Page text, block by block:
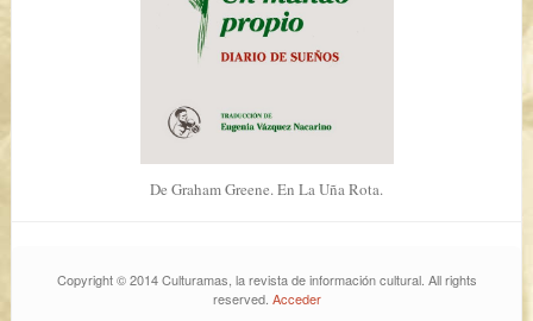
De Graham Greene. En La Uña Rota.
Copyright © 2014 Culturamas, la revista de información cultural. All rights
reserved. Acceder